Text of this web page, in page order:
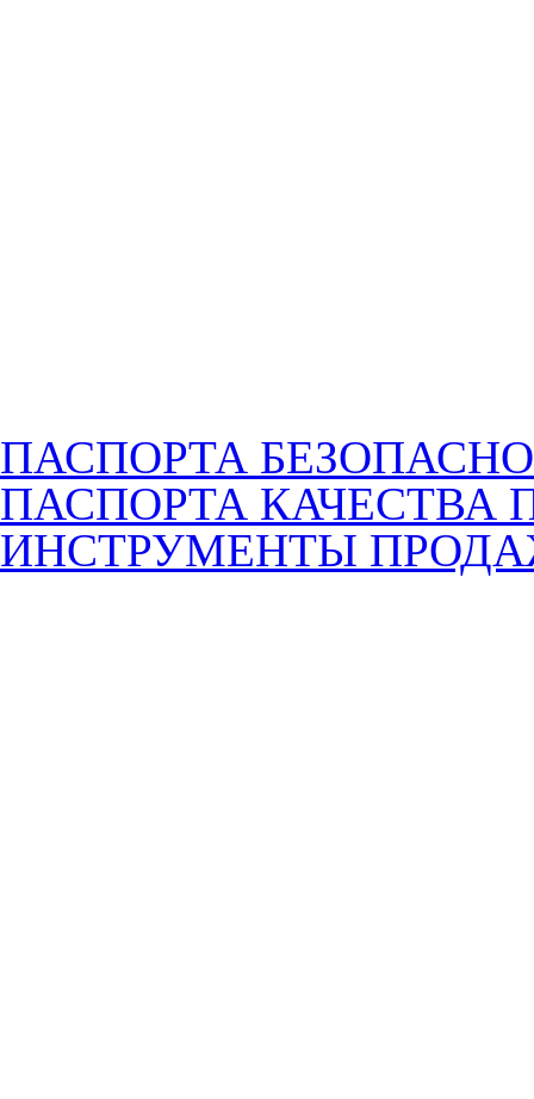
ПАСПОРТА
ПАСПОРТА КАЧЕСТВА
ИНСТРУМЕНТЫ